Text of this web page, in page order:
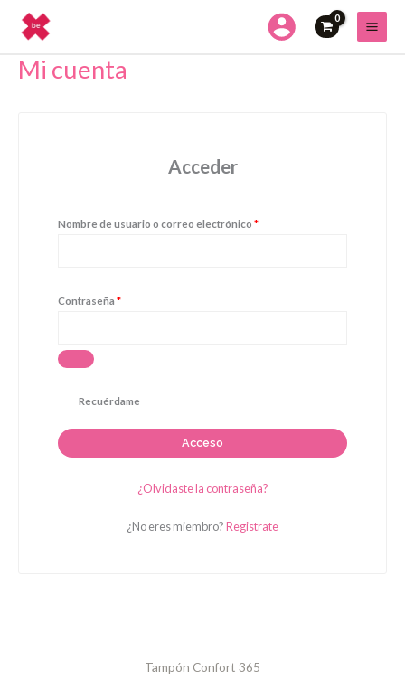
Mi cuenta
Acceder
Nombre de usuario o correo electrónico *
Contraseña *
Obligatorio
Recuérdame
Acceso
¿Olvidaste la contraseña?
¿No eres miembro?Registrate
Tampón Confort 365